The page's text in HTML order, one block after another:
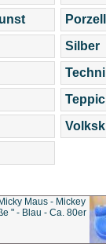
Silber
Maus - Mickey
" - Blau - Ca. 80er